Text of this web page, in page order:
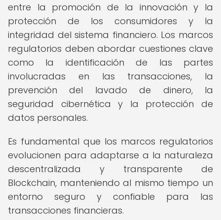
entre la promoción de la innovación y la
protección de los consumidores y la
integridad del sistema financiero. Los marcos
regulatorios deben abordar cuestiones clave
como la identificación de las partes
involucradas en las transacciones, la
prevención del lavado de dinero, la
seguridad cibernética y la protección de
datos personales.
Es fundamental que los marcos regulatorios
evolucionen para adaptarse a la naturaleza
descentralizada y transparente de
Blockchain, manteniendo al mismo tiempo un
entorno seguro y confiable para las
transacciones financieras.